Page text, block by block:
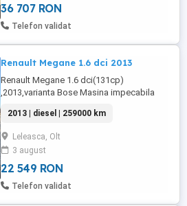
electrica, scaune fata ...
36 707 RON
Telefon validat
Renault Megane 1.6 dci 2013
Renault Megane 1.6 dci(131cp)
,2013,varianta Bose Masina impecabila
keyless go,oglinzi rabatabile
electric,incalzire in scaune,pilot automat
limitator viteza,leduri zi,cauciucuri vara
pirelli+jante aliaj r17 ,senzori
parcare,navigatie,start stop,climatronic ...
2013 | diesel | 259000 km
Leleasca, Olt
3 august
22 549 RON
Telefon validat